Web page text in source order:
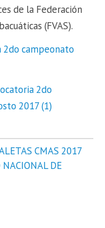
de la Federación
(FVAS).
2do campeonato
2do
2017 (1)
CMAS 2017
NACIONAL DE